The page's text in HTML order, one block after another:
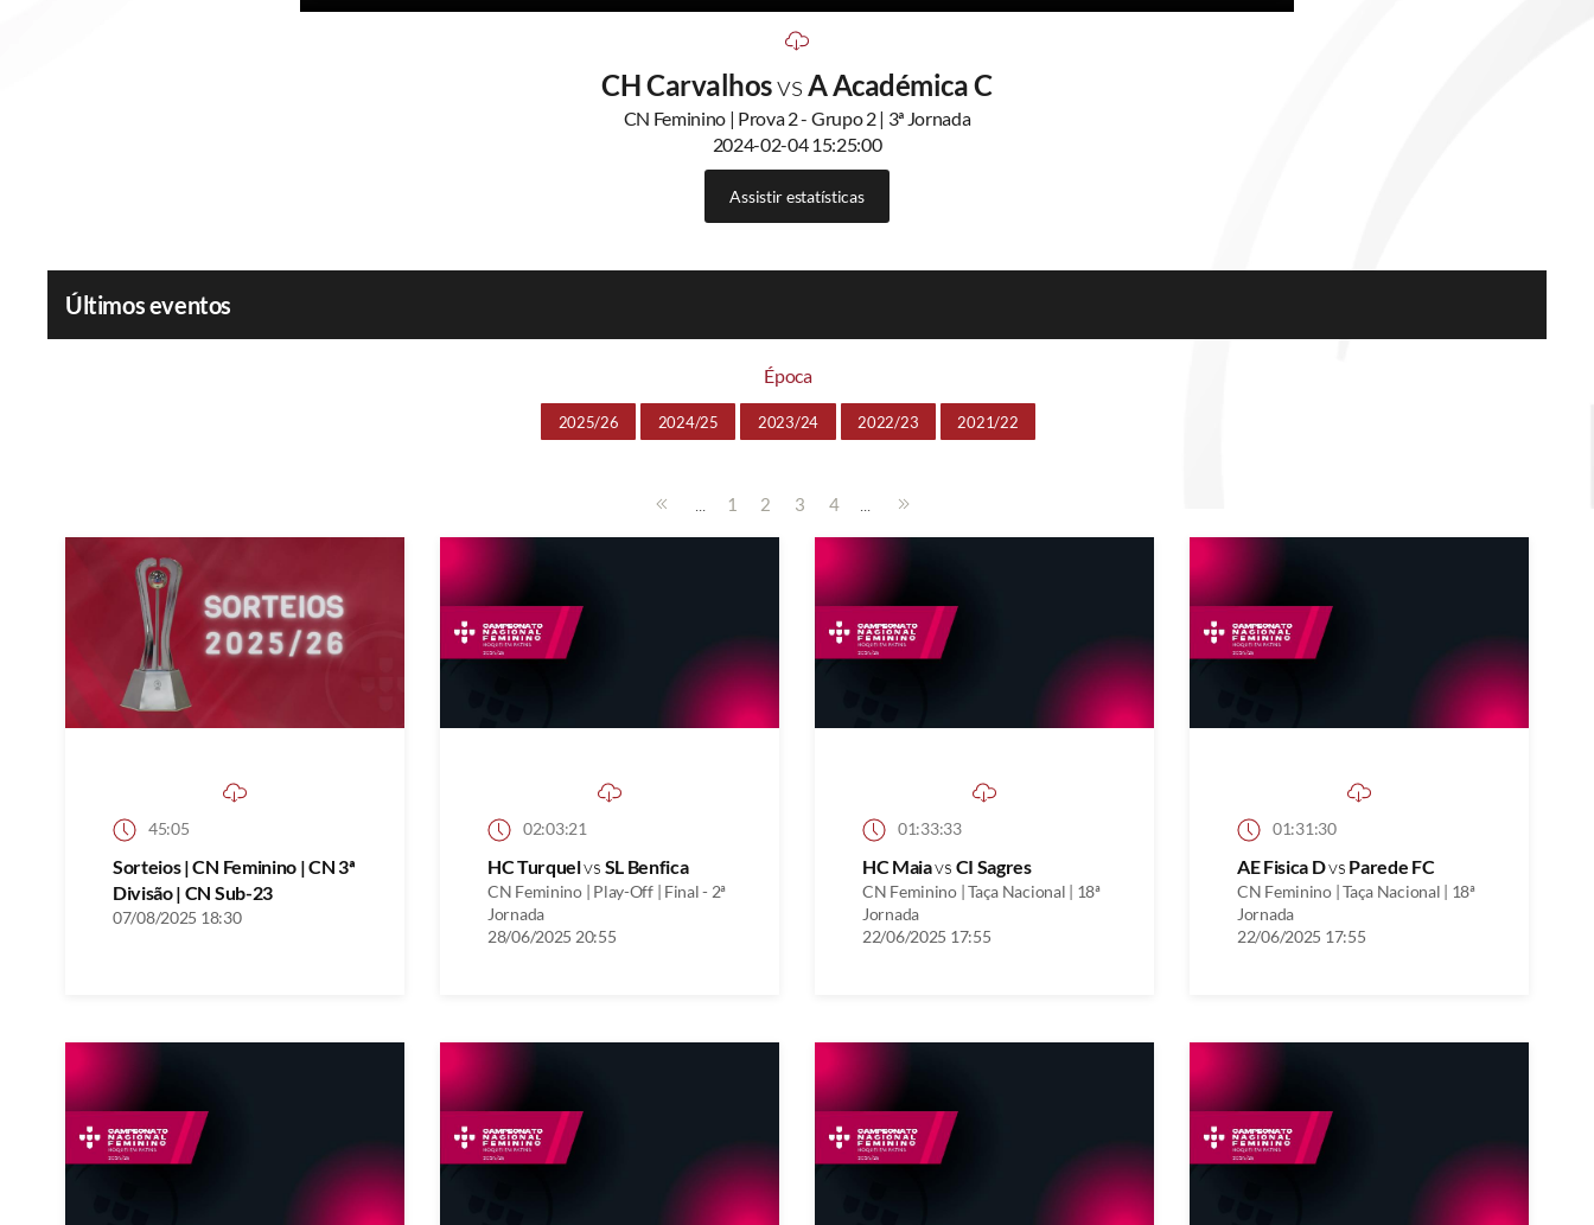
CH CarvalhosvsA Académica C
CN Feminino | Prova 2 - Grupo 2 | 3ª Jornada
2024-02-04 15:25:00
Assistir estatísticas
Últimos eventos
Época
2025/26 2024/25 2023/24 2022/23 2021/22
... 1 2 3 4 ...
45:05
Sorteios | CN Feminino | CN 3ª
Divisão | CN Sub-23
07/08/2025 18:30
02:03:21
HC Turquelvs SL Benfica
CN Feminino | Play-Off | Final - 2ª
Jornada
28/06/2025 20:55
01:33:33
HC Maiavs CI Sagres
CN Feminino | Taça Nacional | 18ª
Jornada
22/06/2025 17:55
01:31:30
AE Fisica Dvs Parede FC
CN Feminino | Taça Nacional | 18ª
Jornada
22/06/2025 17:55